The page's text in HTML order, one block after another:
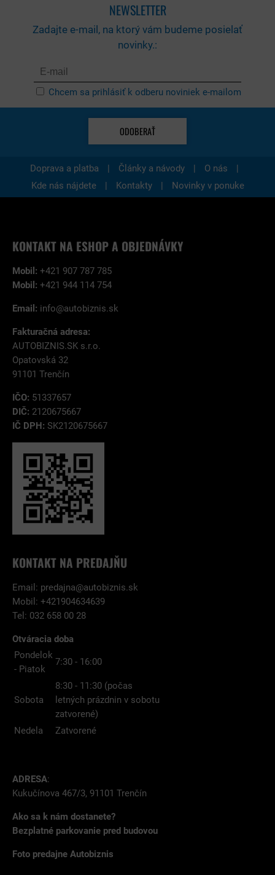
NEWSLETTER
Zadajte e-mail, na ktorý vám budeme posielať
novinky.:
Chcem sa prihlásiť k odberu noviniek e-mailom
ODOBERAŤ
Doprava a platba | Články a návody | O nás
|
Kde nás nájdete
| Kontakty | Novinky v ponuke
KONTAKT NA ESHOP A OBJEDNÁVKY
Mobil: +421 907 787 785
Mobil: +421 944 114 754
Email: info@autobiznis.sk
Fakturačná adresa:
AUTOBIZNIS.SK s.r.o.
Opatovská 32
91101 Trenčín
IČO: 51337657
DIČ: 2120675667
IČ DPH: SK2120675667
KONTAKT NA PREDAJŇU
Email: predajna@autobiznis.sk
Mobil: +421904634639
Tel: 032 658 00 28
Otváracia doba
Pondelok
- Piatok
7:30 - 16:00
Sobota
8:30 - 11:30 (počas
letných prázdnin v sobotu
zatvorené)
Nedela
Zatvorené
ADRESA:
Kukučínova 467/3, 91101 Trenčín
Ako sa k nám dostanete?
Bezplatné parkovanie pred budovou
Foto predajne Autobiznis